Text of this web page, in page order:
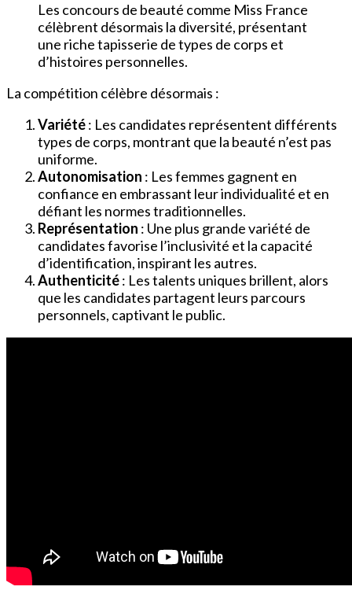
Les concours de beauté comme Miss France
célèbrent désormais la diversité, présentant
une riche tapisserie de types de corps et
d’histoires personnelles.
La compétition célèbre désormais :
Variété: Les candidates représentent différents
types de corps, montrant que la beauté n’est pas
uniforme.
Autonomisation : Les femmes gagnent en
confiance en embrassant leur individualité et en
défiant les normes traditionnelles.
Représentation : Une plus grande variété de
candidates favorise l’inclusivité et la capacité
d’identification, inspirant les autres.
Authenticité: Les talents uniques brillent, alors
que les candidates partagent leurs parcours
personnels, captivant le public.